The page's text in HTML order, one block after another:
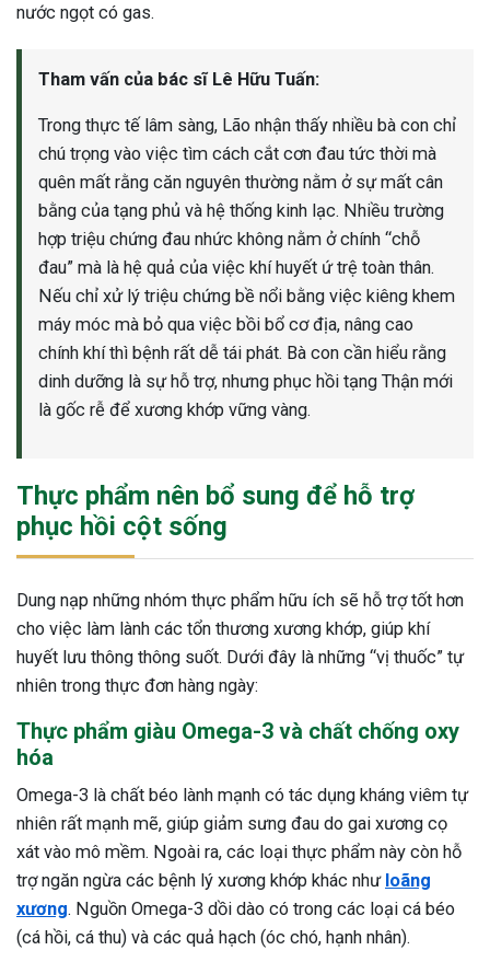
nước ngọt có gas.
Tham vấn của bác sĩ Lê Hữu Tuấn:
Trong thực tế lâm sàng, Lão nhận thấy nhiều bà con chỉ
chú trọng vào việc tìm cách cắt cơn đau tức thời mà
quên mất rằng căn nguyên thường nằm ở sự mất cân
bằng của tạng phủ và hệ thống kinh lạc. Nhiều trường
hợp triệu chứng đau nhức không nằm ở chính “chỗ
đau” mà là hệ quả của việc khí huyết ứ trệ toàn thân.
Nếu chỉ xử lý triệu chứng bề nổi bằng việc kiêng khem
máy móc mà bỏ qua việc bồi bổ cơ địa, nâng cao
chính khí thì bệnh rất dễ tái phát. Bà con cần hiểu rằng
dinh dưỡng là sự hỗ trợ, nhưng phục hồi tạng Thận mới
là gốc rễ để xương khớp vững vàng.
Thực phẩm nên bổ sung để hỗ trợ
phục hồi cột sống
Dung nạp những nhóm thực phẩm hữu ích sẽ hỗ trợ tốt hơn
cho việc làm lành các tổn thương xương khớp, giúp khí
huyết lưu thông thông suốt. Dưới đây là những “vị thuốc” tự
nhiên trong thực đơn hàng ngày:
Thực phẩm giàu Omega-3 và chất chống oxy
hóa
Omega-3 là chất béo lành mạnh có tác dụng kháng viêm tự
nhiên rất mạnh mẽ, giúp giảm sưng đau do gai xương cọ
xát vào mô mềm. Ngoài ra, các loại thực phẩm này còn hỗ
trợ ngăn ngừa các bệnh lý xương khớp khác như loãng
xương. Nguồn Omega-3 dồi dào có trong các loại cá béo
(cá hồi, cá thu) và các quả hạch (óc chó, hạnh nhân).